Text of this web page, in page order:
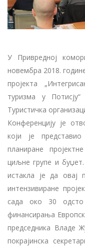
У Привредној
новембра 2018.
пројекта
туризма у
Туристичка
Конференцију је
који је
планиране
циљне групе и
истакла је да овај
интензивиране
сада око 30 одсто
финансирања
председника Владе
покрајинска